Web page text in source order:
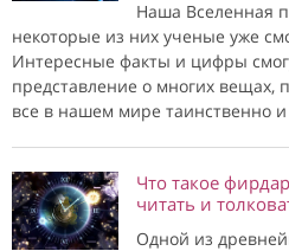
Наша Вселенная
некоторые из них ученые уже
Интересные факты и цифры
представление о многих вещах,
все в нашем мире таинственно
Что такое
читать и
Одной из